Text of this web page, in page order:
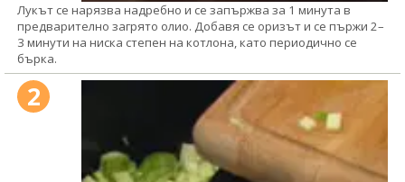
Лукът се нарязва надребно и се запържва за 1 минута в
предварително загрято олио. Добавя се оризът и се пържи 2–
3 минути на ниска степен на котлона, като периодично се
бърка.
2